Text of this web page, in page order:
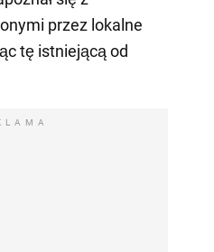
przez lokalne
tę istniejącą od